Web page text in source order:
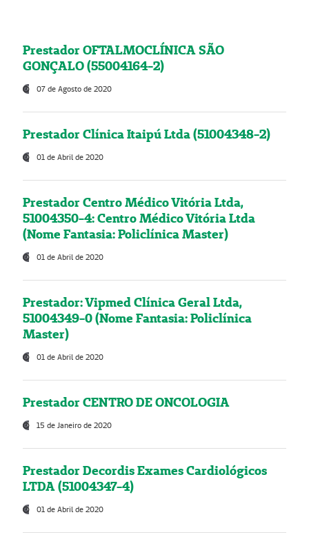
Prestador OFTALMOCLÍNICA SÃO
GONÇALO (55004164-2)
07 de Agosto de 2020
Prestador Clínica Itaipú Ltda (51004348-2)
01 de Abril de 2020
Prestador Centro Médico Vitória Ltda,
51004350-4: Centro Médico Vitória Ltda
(Nome Fantasia: Policlínica Master)
01 de Abril de 2020
Prestador: Vipmed Clínica Geral Ltda,
51004349-0 (Nome Fantasia: Policlínica
Master)
01 de Abril de 2020
Prestador CENTRO DE ONCOLOGIA
15 de Janeiro de 2020
Prestador Decordis Exames Cardiológicos
LTDA (51004347-4)
01 de Abril de 2020